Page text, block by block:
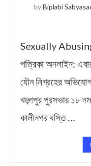
byBiplabi
Sexually Abusing
পত্রিকা অনলাইন:
যৌন নিগ্রহের অভিযোগ
খড়্গপুর পুরসভার ১৮
কালীনগর বস্তি …